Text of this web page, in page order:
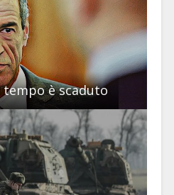
è scaduto